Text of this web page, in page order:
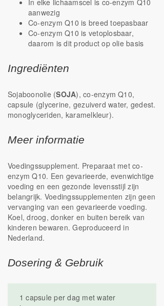
In elke lichaamscel is co-enzym Q10
aanwezig
Co-enzym Q10 is breed toepasbaar
Co-enzym Q10 is vetoplosbaar,
daarom is dit product op olie basis
Ingrediënten
Sojaboonolie (SOJA), co-enzym Q10,
capsule (glycerine, gezuiverd water, gedest.
monoglyceriden, karamelkleur).
Meer informatie
Voedingssupplement. Preparaat met co-
enzym Q10. Een gevarieerde, evenwichtige
voeding en een gezonde levensstijl zijn
belangrijk. Voedingssupplementen zijn geen
vervanging van een gevarieerde voeding.
Koel, droog, donker en buiten bereik van
kinderen bewaren. Geproduceerd in
Nederland.
Dosering & Gebruik
1 capsule per dag met water